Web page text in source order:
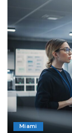
Miami